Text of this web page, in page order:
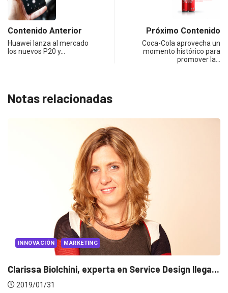
Contenido Anterior
Huawei lanza al mercado
los nuevos P20 y…
Próximo Contenido
Coca-Cola aprovecha un
momento histórico para
promover la…
Notas relacionadas
INNOVACIÓN MARKETING
Workshops by Insights: Innovation Driven by
Service...